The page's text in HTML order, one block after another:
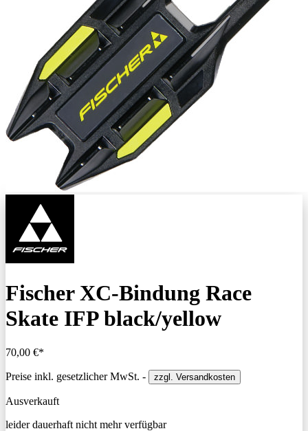
Fischer XC-Bindung Race
Skate IFP black/yellow
70,00 €*
Preise inkl. gesetzlicher MwSt. - zzgl. Versandkosten
Ausverkauft
leider dauerhaft nicht mehr verfügbar